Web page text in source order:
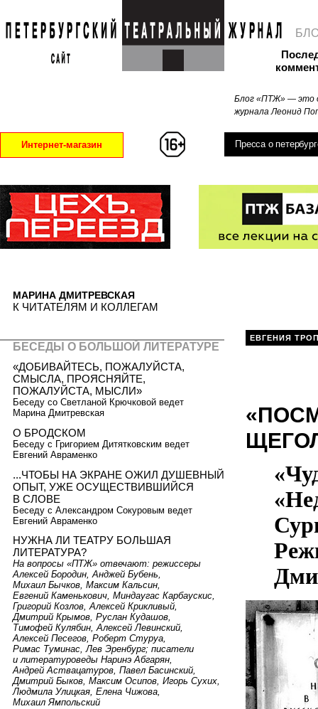
Блог «ПТЖ» — это
журнала Леонид
Интернет-магазин Пресса о
ЕВГЕНИЯ
МАРИНА ДМИТРЕВСКАЯ
К ЧИТАТЕЛЯМ И КОЛЛЕГАМ
БЕСЕДЫ О БОЛЬШОЙ ЛИТЕРАТУРЕ
«ДОБИВАЙТЕСЬ, ПОЖАЛУЙСТА,
СМЫСЛА, ПРОЯСНЯЙТЕ,
ПОЖАЛУЙСТА, МЫСЛИ»
Беседу со Светланой Крючковой ведет
Марина Дмитревская
О БРОДСКОМ
Беседу с Григорием Дитятковским ведет
Евгений Авраменко
...ЧТОБЫ НА ЭКРАНЕ ОЖИЛ ДУШЕВНЫЙ
ОПЫТ, УЖЕ ОСУЩЕСТВИВШИЙСЯ
В СЛОВЕ
Беседу с Александром Сокуровым ведет
Евгений Авраменко
НУЖНА ЛИ ТЕАТРУ БОЛЬШАЯ
ЛИТЕРАТУРА?
На вопросы «ПТЖ» отвечают: режиссеры
Алексей Бородин, Анджей Бубень,
Михаил Бычков, Максим Кальсин,
Евгений Каменькович, Миндаугас Карбаускис,
Григорий Козлов, Алексей Крикливый,
Дмитрий Крымов, Руслан Кудашов,
Тимофей Кулябин, Алексей Левинский,
Алексей Песегов, Роберт Стуруа,
Римас Туминас, Лев Эренбург; писатели
и литературоведы Наринэ Абгарян,
Андрей Аствацатуров, Павел Басинский,
Дмитрий Быков, Максим Осипов, Игорь Сухих,
Людмила Улицкая, Елена Чижова,
Михаил Ямпольский